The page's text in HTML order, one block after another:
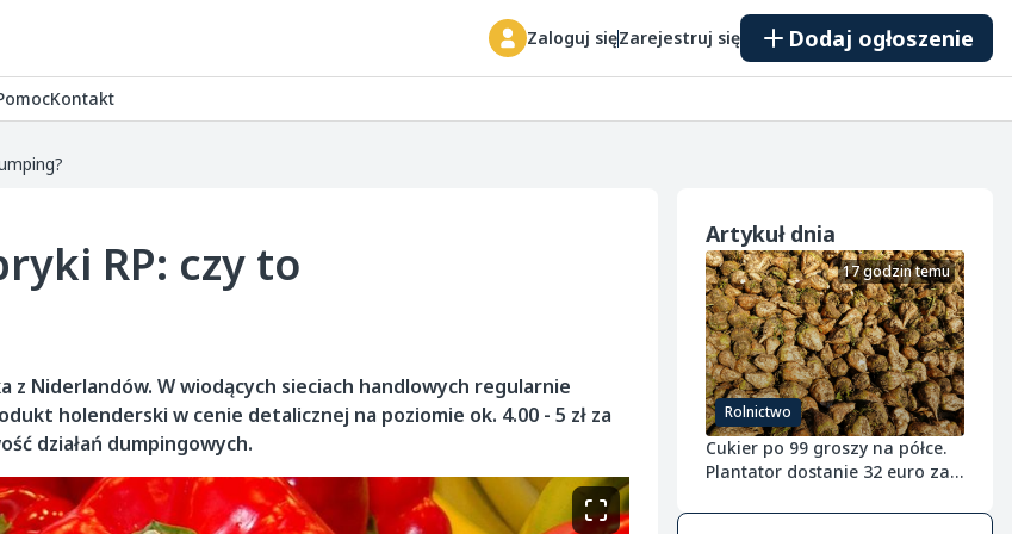
Zaloguj sięZarejestruj się Dodaj ogłoszenie
Kontakt
RP: czy to
Niderlandów. W wiodących sieciach handlowych regularnie
holenderski w cenie detalicznej na poziomie ok. 4.00 - 5 zł za
działań dumpingowych.
Artykuł dnia
Rolnictwo
17 godzin temu
Cukier po 99 groszy na półce.
Plantator dostanie 32 euro za